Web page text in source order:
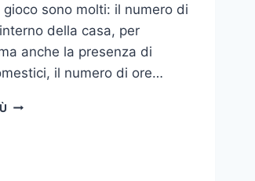
gioco sono molti: il numero di
della casa, per
anche la presenza di
il numero di ore…
COME